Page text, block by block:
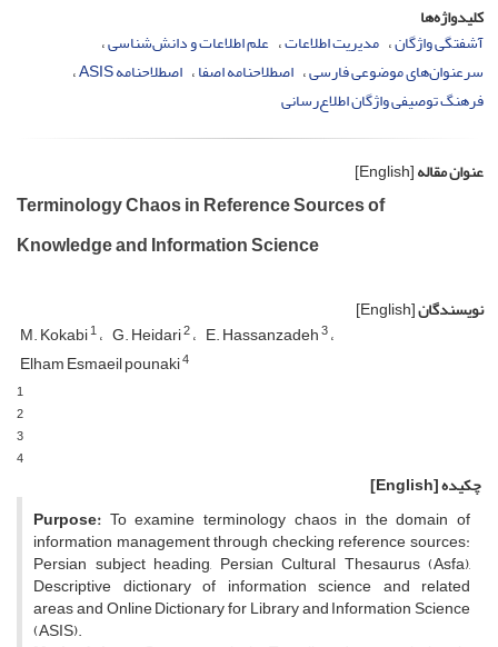
کلیدواژه‌ها
آشفتگی واژگان مدیریت اطلاعات علم اطلاعات و دانش‌شناسی
سرعنوان‌های موضوعی فارسی اصطلاحنامه اصفا اصطلاحنامه ASIS
فرهنگ توصیفی واژگان اطلاع‌رسانی ‏
عنوان مقاله[English]
Terminology Chaos in Reference Sources of
Knowledge and Information Science
نویسندگان[English]
M. Kokabi1 G. Heidari2 E. Hassanzadeh3
Elham Esmaeil pounaki4
1
2
3
4
چکیده[English]
Purpose: To examine terminology chaos in the domain of
information management through checking reference sources:
Persian subject heading, Persian Cultural Thesaurus (Asfa),
Descriptive dictionary of information science and related
areas and Online Dictionary for Library and Information Science
(ASIS).